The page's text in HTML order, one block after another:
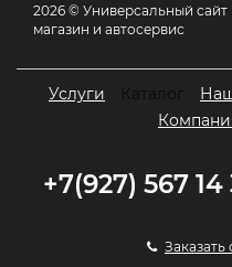
2026 © Универсальный сайт
магазин и автосервис
Услуги
+7(927) 567